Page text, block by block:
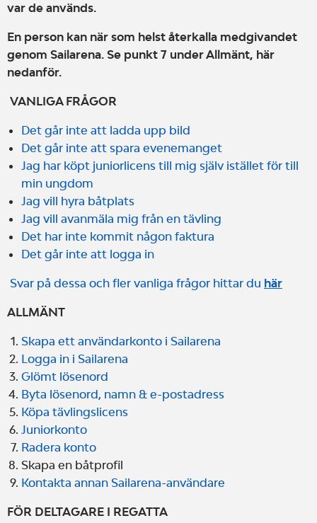
var de används.
En person kan när som helst återkalla medgivandet
genom Sailarena. Se punkt 7 under Allmänt, här
nedanför.
VANLIGA FRÅGOR
Det går inte att ladda upp bild
Det går inte att spara evenemanget
Jag har köpt juniorlicens till mig själv istället för till
min ungdom
Jag vill hyra båtplats
Jag vill avanmäla mig från en tävling
Det har inte kommit någon faktura
Det går inte att logga in
Svar på dessa och fler vanliga frågor hittar du här
ALLMÄNT
Skapa ett användarkonto i Sailarena
Logga in i Sailarena
Glömt lösenord
Byta lösenord, namn & e-postadress
Köpa tävlingslicens
Juniorkonto
Radera konto
Skapa en båtprofil
Kontakta annan Sailarena-användare
FÖR DELTAGARE I REGATTA